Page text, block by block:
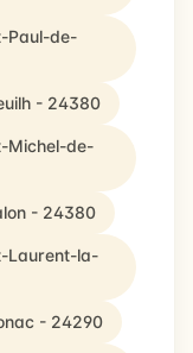
Paul-de-
- 24380
Michel-de-
- 24380
Laurent-la-
- 24290